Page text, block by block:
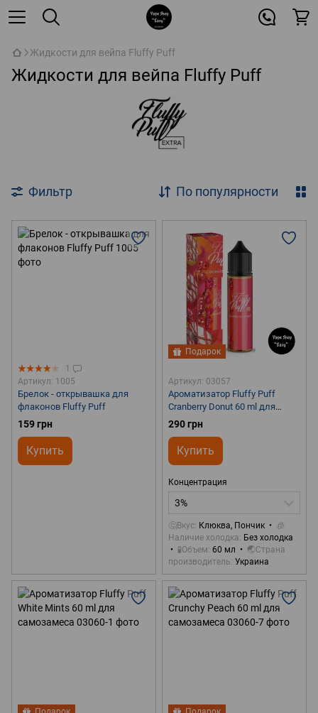
Жидкости для вейпа Fluffy Puff
Жидкости для вейпа Fluffy Puff
Фильтр По популярности
1
Артикул: 1005
Брелок - открывашка для
флаконов Fluffy Puff
159 грн
Купить
Подарок
Артикул: 03057
Ароматизатор Fluffy Puff
Cranberry Donut 60 ml для
самозамеса
290 грн
Купить
Концентрация
3%
🤔Вкус Клюква, Пончик
🧊
Наличие холодка
Без холодка
🧪Объем 60 мл
🌏Страна
производитель Украина